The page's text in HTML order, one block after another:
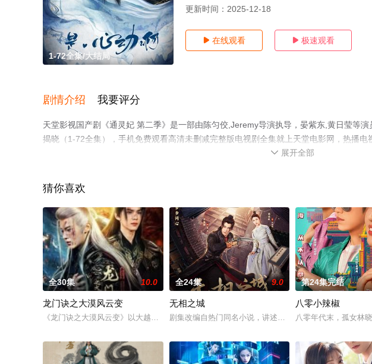
1-72全集/大结局
更新时间： 2025-12-18
 在线观看  极速观看
剧情介绍 我要评分
天堂影视国产剧《通灵妃 第二季》是一部由陈匀佼,Jeremy导演执导，晏紫东,黄日莹等
揭晓（1-72全集），手机免费观看高清未删减完整版电视剧全集就上天堂电影网，热播
 展开全部
猜你喜欢
全30集 10.0
龙门诀之大漠风云变
《龙门诀之大漠风云变》以大越国权力更迭为背景，讲述前朝太子宇文玦（化名北阙尘）为复
全24集 9.0
无相之城
剧集改编自热门同名小说，讲述少女仵作许琳琅因血案卷
第24集完结
八零小辣椒
八零年代末，孤女林